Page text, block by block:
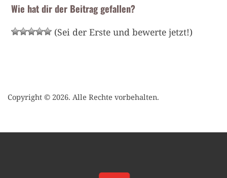
Wie hat dir der Beitrag gefallen?
(Sei der Erste und bewerte jetzt!)
Copyright © 2026. Alle Rechte vorbehalten.